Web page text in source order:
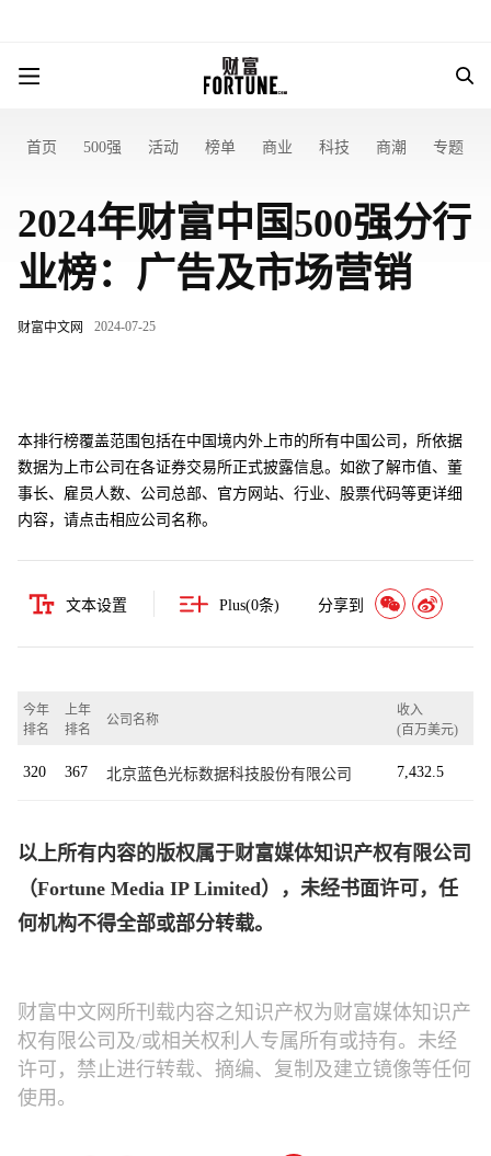
首页 500强 活动 榜单 商业 科技 商潮 专题
2024年财富中国500强分行
业榜：广告及市场营销
财富中文网 2024-07-25
本排行榜覆盖范围包括在中国境内外上市的所有中国公司，所依据
数据为上市公司在各证券交易所正式披露信息。如欲了解市值、董
事长、雇员人数、公司总部、官方网站、行业、股票代码等更详细
内容，请点击相应公司名称。
文本设置 Plus(0条) 分享到
今年
排名
上年
排名
公司名称
收入
(百万美元)
320 367 北京蓝色光标数据科技股份有限公司 7,432.5
以上所有内容的版权属于财富媒体知识产权有限公司
（Fortune Media IP Limited），未经书面许可，任
何机构不得全部或部分转载。
财富中文网所刊载内容之知识产权为财富媒体知识产
权有限公司及/或相关权利人专属所有或持有。未经
许可，禁止进行转载、摘编、复制及建立镜像等任何
使用。